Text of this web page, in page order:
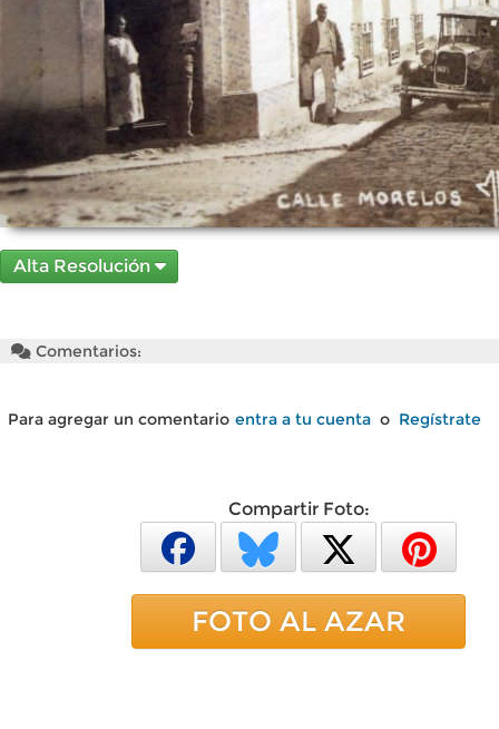
Alta Resolución
Comentarios:
Para agregar un comentario entra a tu cuenta o Regístrate
Compartir Foto:
FOTO AL AZAR